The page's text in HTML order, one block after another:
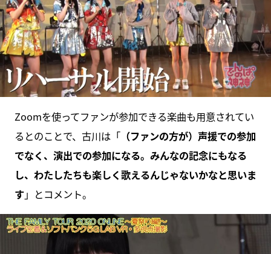
Zoomを使ってファンが参加できる楽曲も用意されてい
るとのことで、古川は「（ファンの方が）声援での参加
でなく、演出での参加になる。みんなの記念にもなる
し、わたしたちも楽しく歌えるんじゃないかなと思いま
す」とコメント。